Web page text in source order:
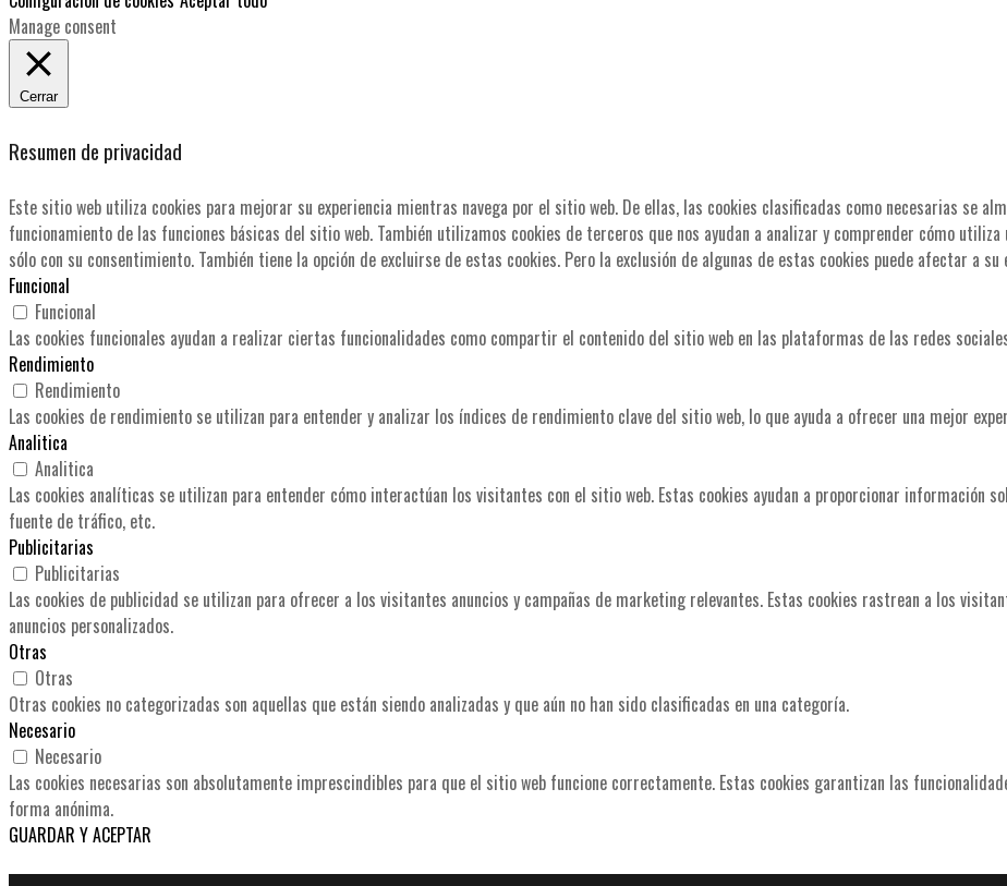
Manage consent
Cerrar
Resumen de privacidad
Este sitio web utiliza cookies para mejorar su experiencia mientras navega por el sitio web. De ellas, las cookies clasificadas como necesarias se
funcionamiento de las funciones básicas del sitio web. También utilizamos cookies de terceros que nos ayudan a analizar y comprender cómo
sólo con su consentimiento. También tiene la opción de excluirse de estas cookies. Pero la exclusión de algunas de estas cookies puede afectar a su
Funcional
Funcional
Las cookies funcionales ayudan a realizar ciertas funcionalidades como compartir el contenido del sitio web en las plataformas de las redes
Rendimiento
Rendimiento
Las cookies de rendimiento se utilizan para entender y analizar los índices de rendimiento clave del sitio web, lo que ayuda a ofrecer una mejor
Analitica
Analitica
Las cookies analíticas se utilizan para entender cómo interactúan los visitantes con el sitio web. Estas cookies ayudan a proporcionar información
fuente de tráfico, etc.
Publicitarias
Publicitarias
Las cookies de publicidad se utilizan para ofrecer a los visitantes anuncios y campañas de marketing relevantes. Estas cookies rastrean a los
anuncios personalizados.
Otras
Otras
Otras cookies no categorizadas son aquellas que están siendo analizadas y que aún no han sido clasificadas en una categoría.
Necesario
Necesario
Las cookies necesarias son absolutamente imprescindibles para que el sitio web funcione correctamente. Estas cookies garantizan las
forma anónima.
GUARDAR Y ACEPTAR